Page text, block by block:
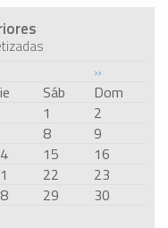
»
Sáb
Dom
1
2
8
9
15
16
22
23
29
30